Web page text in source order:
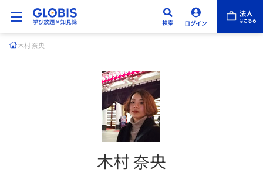
木村 奈央
木村 奈央